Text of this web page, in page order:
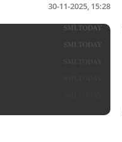
30-11-2025, 15:28